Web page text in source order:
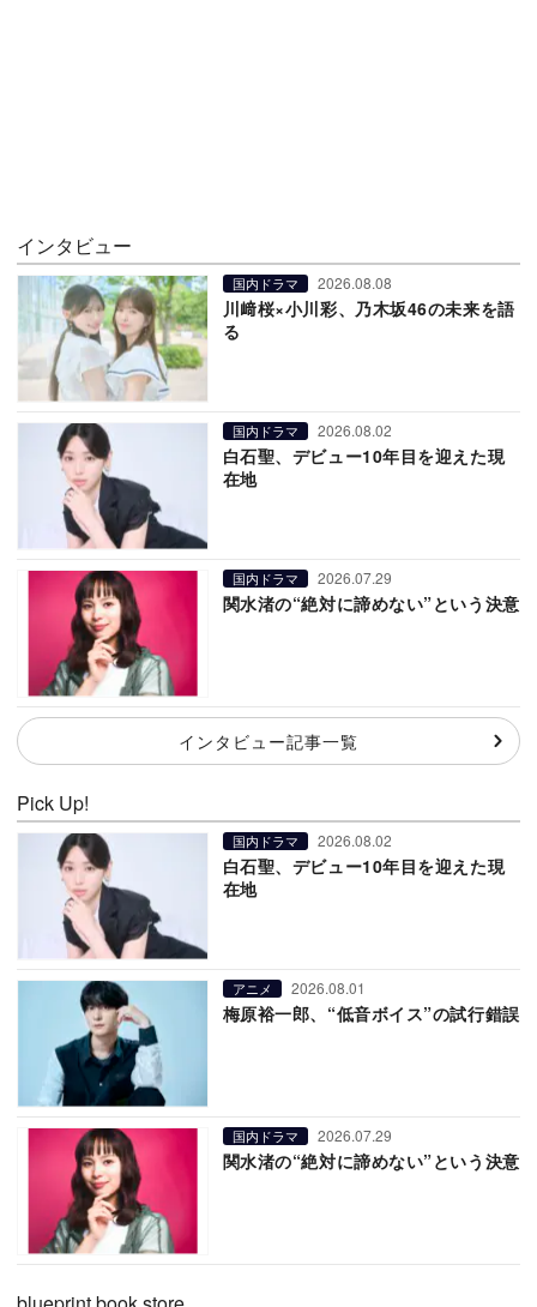
インタビュー
国内ドラマ 2026.08.08
川﨑桜×小川彩、乃木坂46の未来を語
る
国内ドラマ 2026.08.02
白石聖、デビュー10年目を迎えた現
在地
国内ドラマ 2026.07.29
関水渚の“絶対に諦めない”という決意
インタビュー記事一覧
Pick Up!
国内ドラマ 2026.08.02
白石聖、デビュー10年目を迎えた現
在地
アニメ 2026.08.01
梅原裕一郎、“低音ボイス”の試行錯誤
国内ドラマ 2026.07.29
関水渚の“絶対に諦めない”という決意